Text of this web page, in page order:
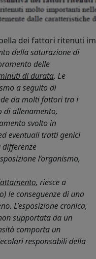
dei fattori ritenuti
della saturazione di
delle
di durata. Le
a seguito di
da molti fattori tra i
di allenamento,
svolto in
eventuali tratti genici
differenze
l’organismo,
, riesce a
le conseguenze di una
L’esposizione cronica,
supportata da un
comporta un
responsabili della